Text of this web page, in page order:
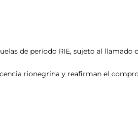
de período RIE, sujeto al llamado
rionegrina y reafirman el